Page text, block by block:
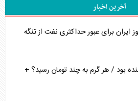
آخرین اخبار
ایران برای عبور حداکثری نفت از تنگه
بود / هر گرم به چند تومان رسید؟ +